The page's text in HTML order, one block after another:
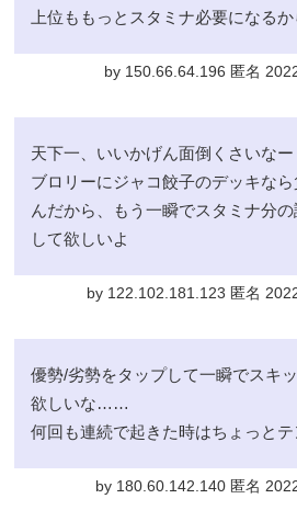
上位ももっとスタミナ必要になる
by 150.66.64.196 匿名
天下一、いいかげん面倒くさいなー
ブロリーにジャコ餃子のデッキな
んだから、もう一瞬でスタミナ分
して欲しいよ
by 122.102.181.123 匿名
優勢/劣勢をタップして一瞬でスキ
欲しいな……
何回も連続で起きた時はちょっと
by 180.60.142.140 匿名